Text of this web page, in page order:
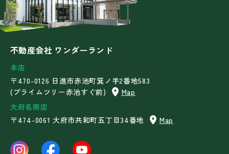
不動産会社 ワンダーランド
本店
〒470-0126 日進市赤池町箕ノ手2番地583
(プライムツリー赤池すぐ前)
Map
大府名南店
〒474-0061 大府市共和町五丁目34番地
Map